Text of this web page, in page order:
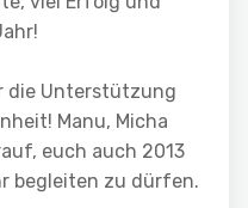
die Unterstützung
Manu, Micha
euch auch 2013
begleiten zu dürfen.